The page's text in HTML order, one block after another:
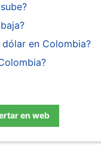
en Colombia?
en web